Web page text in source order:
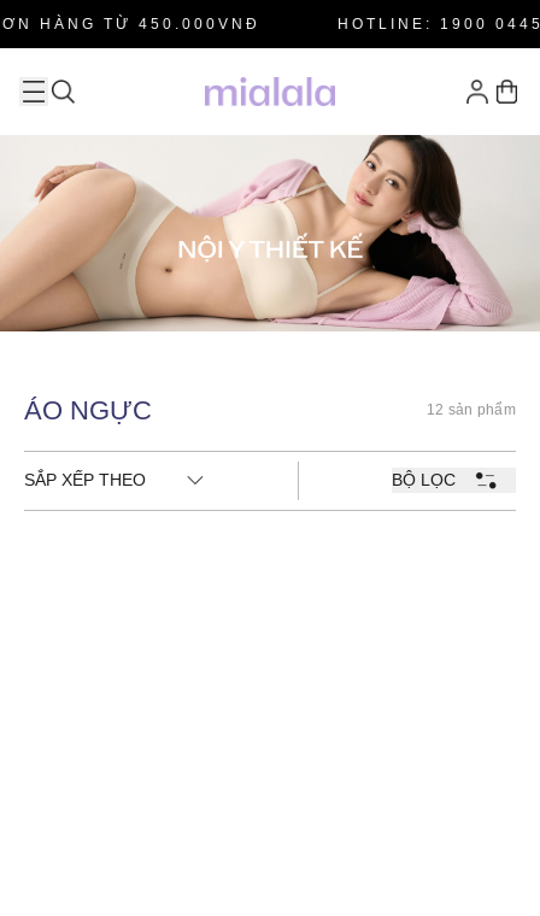
HÀNG TỪ 450.000VNĐ HOTLINE: 1900 0445
ÁO NGỰC 12 sản phẩm
SẮP XẾP THEO BỘ LỌC